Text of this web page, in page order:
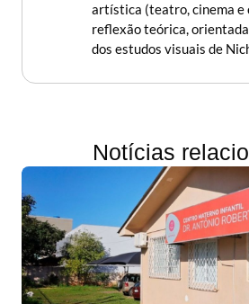
artística (teatro, cinema e
reflexão teórica,
dos estudos visuais de
Notícias